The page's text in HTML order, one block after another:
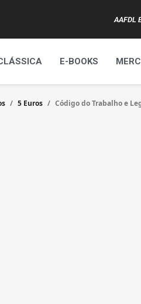
AAFDL
E-BOOKS
5 Euros Código do Trabalho e